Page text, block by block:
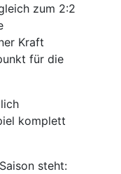
zum 2:2
Kraft
für die
komplett
steht: